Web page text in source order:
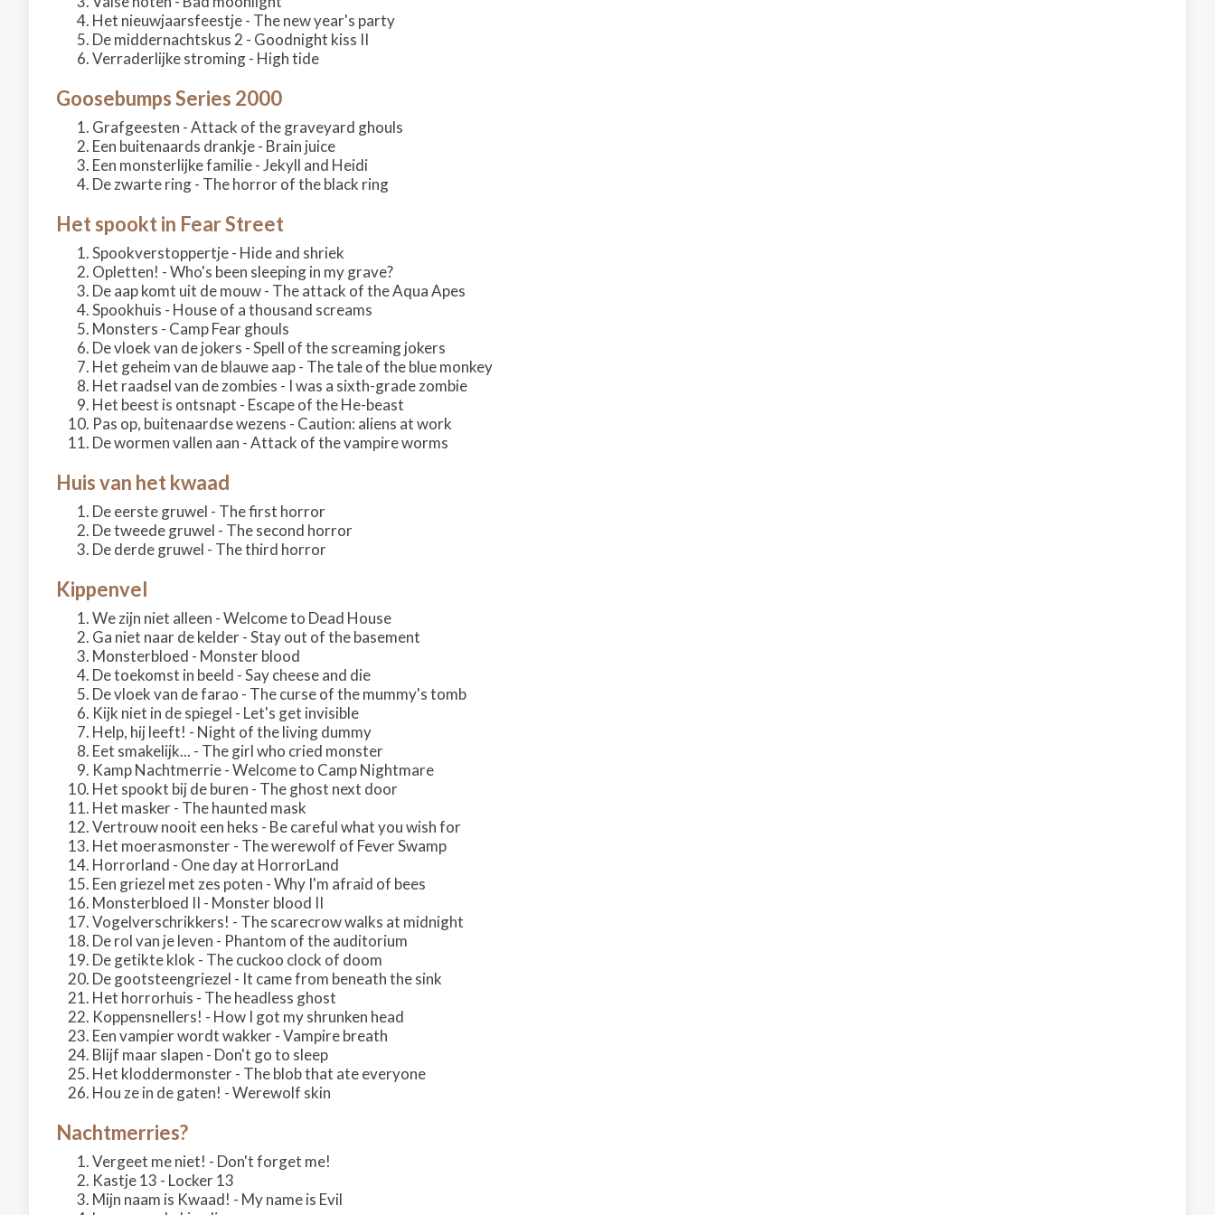
Het nieuwjaarsfeestje - The new year's party
De middernachtskus 2 - Goodnight kiss II
Verraderlijke stroming - High tide
Goosebumps Series 2000
Grafgeesten - Attack of the graveyard ghouls
Een buitenaards drankje - Brain juice
Een monsterlijke familie - Jekyll and Heidi
De zwarte ring - The horror of the black ring
Het spookt in Fear Street
Spookverstoppertje - Hide and shriek
Opletten! - Who's been sleeping in my grave?
De aap komt uit de mouw - The attack of the Aqua Apes
Spookhuis - House of a thousand screams
Monsters - Camp Fear ghouls
De vloek van de jokers - Spell of the screaming jokers
Het geheim van de blauwe aap - The tale of the blue monkey
Het raadsel van de zombies - I was a sixth-grade zombie
Het beest is ontsnapt - Escape of the He-beast
Pas op, buitenaardse wezens - Caution: aliens at work
De wormen vallen aan - Attack of the vampire worms
Huis van het kwaad
De eerste gruwel - The first horror
De tweede gruwel - The second horror
De derde gruwel - The third horror
Kippenvel
We zijn niet alleen - Welcome to Dead House
Ga niet naar de kelder - Stay out of the basement
Monsterbloed - Monster blood
De toekomst in beeld - Say cheese and die
De vloek van de farao - The curse of the mummy's tomb
Kijk niet in de spiegel - Let's get invisible
Help, hij leeft! - Night of the living dummy
Eet smakelijk... - The girl who cried monster
Kamp Nachtmerrie - Welcome to Camp Nightmare
Het spookt bij de buren - The ghost next door
Het masker - The haunted mask
Vertrouw nooit een heks - Be careful what you wish for
Het moerasmonster - The werewolf of Fever Swamp
Horrorland - One day at HorrorLand
Een griezel met zes poten - Why I'm afraid of bees
Monsterbloed II - Monster blood II
Vogelverschrikkers! - The scarecrow walks at midnight
De rol van je leven - Phantom of the auditorium
De getikte klok - The cuckoo clock of doom
De gootsteengriezel - It came from beneath the sink
Het horrorhuis - The headless ghost
Koppensnellers! - How I got my shrunken head
Een vampier wordt wakker - Vampire breath
Blijf maar slapen - Don't go to sleep
Het kloddermonster - The blob that ate everyone
Hou ze in de gaten! - Werewolf skin
Nachtmerries?
Vergeet me niet! - Don't forget me!
Kastje 13 - Locker 13
Mijn naam is Kwaad! - My name is Evil